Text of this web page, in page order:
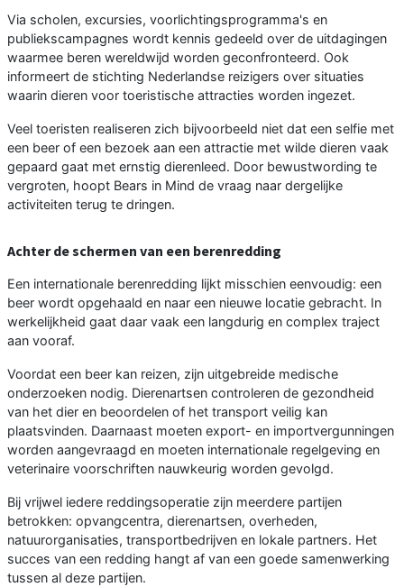
Via scholen, excursies, voorlichtingsprogramma's en
publiekscampagnes wordt kennis gedeeld over de uitdagingen
waarmee beren wereldwijd worden geconfronteerd. Ook
informeert de stichting Nederlandse reizigers over situaties
waarin dieren voor toeristische attracties worden ingezet.
Veel toeristen realiseren zich bijvoorbeeld niet dat een selfie met
een beer of een bezoek aan een attractie met wilde dieren vaak
gepaard gaat met ernstig dierenleed. Door bewustwording te
vergroten, hoopt Bears in Mind de vraag naar dergelijke
activiteiten terug te dringen.
Achter de schermen van een berenredding
Een internationale berenredding lijkt misschien eenvoudig: een
beer wordt opgehaald en naar een nieuwe locatie gebracht. In
werkelijkheid gaat daar vaak een langdurig en complex traject
aan vooraf.
Voordat een beer kan reizen, zijn uitgebreide medische
onderzoeken nodig. Dierenartsen controleren de gezondheid
van het dier en beoordelen of het transport veilig kan
plaatsvinden. Daarnaast moeten export- en importvergunningen
worden aangevraagd en moeten internationale regelgeving en
veterinaire voorschriften nauwkeurig worden gevolgd.
Bij vrijwel iedere reddingsoperatie zijn meerdere partijen
betrokken: opvangcentra, dierenartsen, overheden,
natuurorganisaties, transportbedrijven en lokale partners. Het
succes van een redding hangt af van een goede samenwerking
tussen al deze partijen.